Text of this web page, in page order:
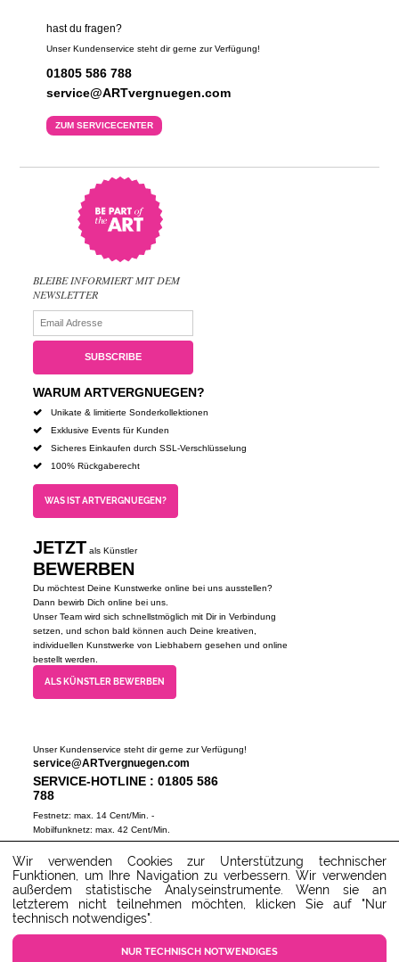
hast du fragen?
Unser Kundenservice steht dir gerne zur Verfügung!
01805 586 788
service@ARTvergnuegen.com
ZUM SERVICECENTER
BLEIBE INFORMIERT MIT DEM
NEWSLETTER
WARUM ARTVERGNUEGEN?
Unikate & limitierte Sonderkollektionen
Exklusive Events für Kunden
Sicheres Einkaufen durch SSL-Verschlüsselung
100% Rückgaberecht
WAS IST ARTVERGNUEGEN?
JETZT als Künstler
BEWERBEN
Du möchtest Deine Kunstwerke online bei uns ausstellen?
Dann bewirb Dich online bei uns.
Unser Team wird sich schnellstmöglich mit Dir in Verbindung
setzen, und schon bald können auch Deine kreativen,
individuellen Kunstwerke von Liebhabern gesehen und online
bestellt werden.
ALS KÜNSTLER BEWERBEN
Unser Kundenservice steht dir gerne zur Verfügung!
service@ARTvergnuegen.com
SERVICE-HOTLINE : 01805 586
788
Festnetz: max. 14 Cent/Min. -
Mobilfunknetz: max. 42 Cent/Min.
(Mo-Do 9-18 Uhr, Fr 9-16 Uhr)
ZUM SERVICECENTER
Wir verwenden Cookies zur Unterstützung technischer
Funktionen, um Ihre Navigation zu verbessern. Wir verwenden
außerdem statistische Analyseinstrumente. Wenn sie an
letzterem nicht teilnehmen möchten, klicken Sie auf "Nur
technisch notwendiges".
NUR TECHNISCH NOTWENDIGES